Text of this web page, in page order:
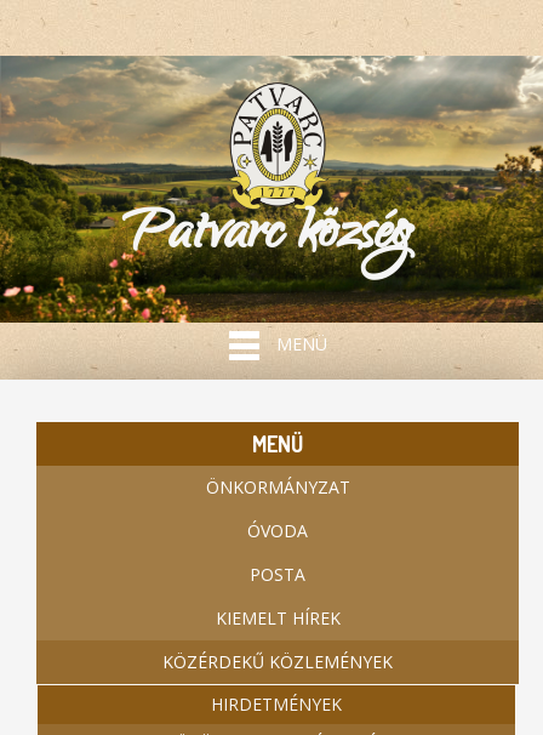
Patvarc község
MENÜ
MENÜ
ÖNKORMÁNYZAT
ÓVODA
POSTA
KIEMELT HÍREK
KÖZÉRDEKŰ KÖZLEMÉNYEK
HIRDETMÉNYEK